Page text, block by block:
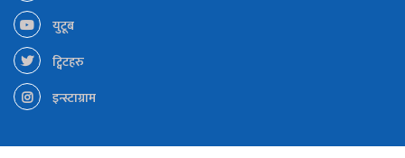
युटूब
ट्विटहरु
इन्स्टाग्राम